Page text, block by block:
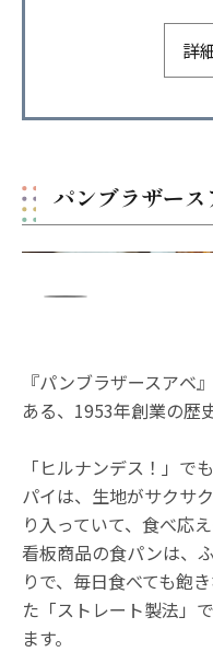
詳
パンブラザース
『パンブラザースアベ
ある、1953年創業の歴
「ヒルナンデス！」で
パイは、生地がサクサ
り入っていて、食べ応
看板商品の食パンは、
りで、毎日食べても飽
た「ストレート製法」
ます。